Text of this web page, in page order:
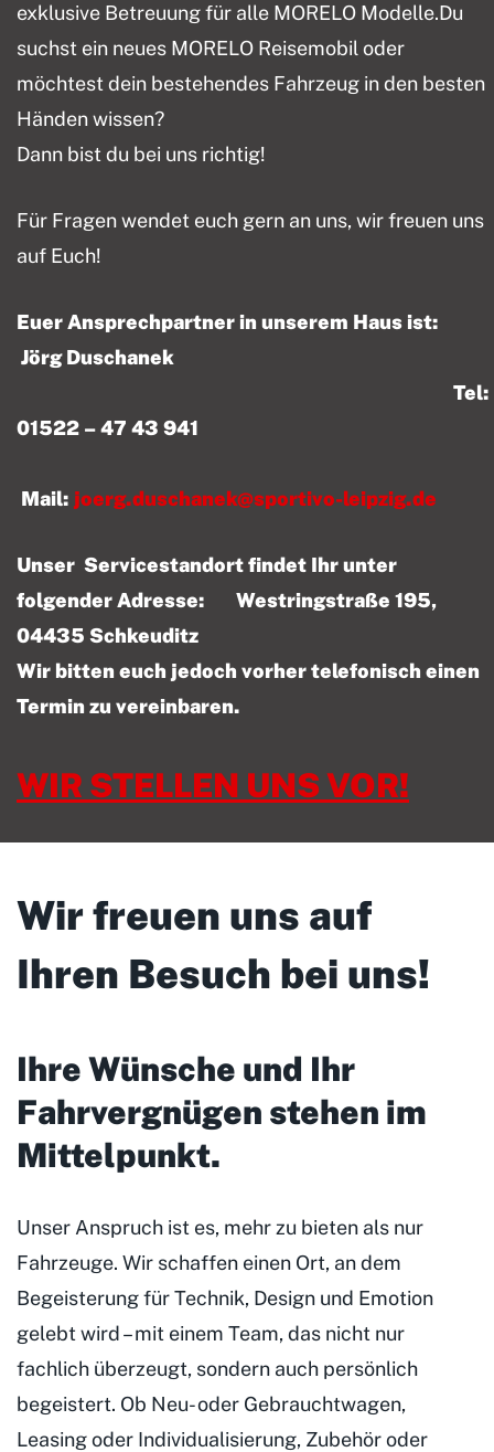
exklusive Betreuung für alle MORELO Modelle.Du
suchst ein neues MORELO Reisemobil oder
möchtest dein bestehendes Fahrzeug in den besten
Händen wissen?
Dann bist du bei uns richtig!
Für Fragen wendet euch gern an uns, wir freuen uns
auf Euch!
Euer Ansprechpartner in unserem Haus ist:
Jörg Duschanek
Tel:
01522 – 47 43 941
Mail: joerg.duschanek@sportivo-leipzig.de
Unser Servicestandort findet Ihr unter
folgender Adresse: Westringstraße 195,
04435 Schkeuditz
Wir bitten euch jedoch vorher telefonisch einen
Termin zu vereinbaren.
WIR STELLEN UNS VOR!
Wir freuen uns auf
Ihren Besuch bei uns!
Ihre Wünsche und Ihr
Fahrvergnügen stehen im
Mittelpunkt.
Unser Anspruch ist es, mehr zu bieten als nur
Fahrzeuge. Wir schaffen einen Ort, an dem
Begeisterung für Technik, Design und Emotion
gelebt wird – mit einem Team, das nicht nur
fachlich überzeugt, sondern auch persönlich
begeistert. Ob Neu- oder Gebrauchtwagen,
Leasing oder Individualisierung, Zubehör oder